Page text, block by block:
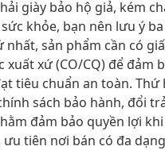
giày bảo hộ giả, kém
khỏe, bạn nên lưu ý
nhất, sản phẩm cần có
xuất xứ (CO/CQ) để đảm
tiêu chuẩn an toàn. Thứ
sách bảo hành, đổi
đảm bảo quyền lợi
ưu tiên nơi bán có đa